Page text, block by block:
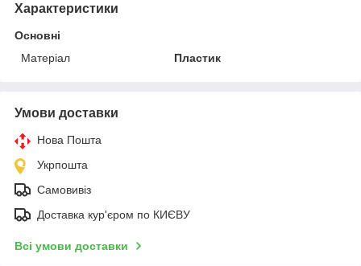
Характеристики
Основні
Матеріал
Пластик
Умови доставки
Нова Пошта
Укрпошта
Самовивіз
Доставка кур'єром по КИЄВУ
Всі умови доставки